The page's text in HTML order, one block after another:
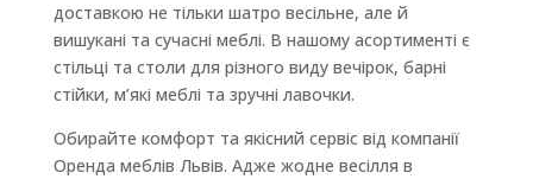
доставкою не тільки шатро весільне, але й
вишукані та сучасні меблі. В нашому асортименті є
стільці та столи для різного виду вечірок, барні
стійки, м’які меблі та зручні лавочки.
Обирайте комфорт та якісний сервіс від компанії
Оренда меблів Львів. Адже жодне весілля в